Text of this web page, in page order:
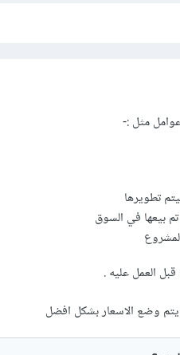
مثل:-
تطويرها
تم بيعها في السوق
العمل عليه .
وضع الاسعار بشكل افضل